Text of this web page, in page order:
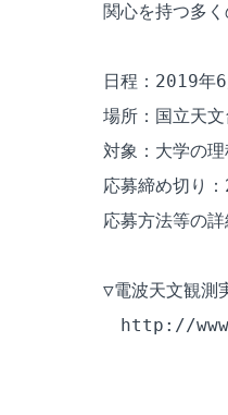
関心を持つ多く
日程：2019年
場所：国立天
対象：大学の
応募締め切り
応募方法等の詳
▽電波天文観測
http://